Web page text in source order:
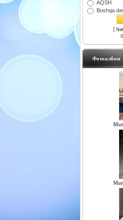
AQSH
Boshqa
[
Фотоалбом